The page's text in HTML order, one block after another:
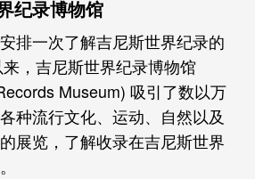
纪录博物馆
排一次了解吉尼斯世界纪录的
，吉尼斯世界纪录博物馆
Museum) 吸引了数以万
种流行文化、运动、自然以及
展览，了解收录在吉尼斯世界